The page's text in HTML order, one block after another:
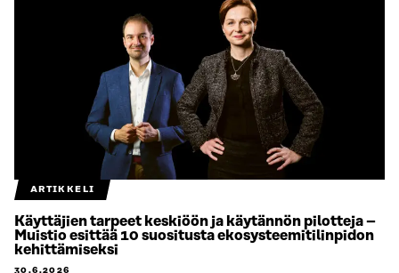
ARTIKKELI
Käyttäjien tarpeet keskiöön ja käytännön pilotteja –
Muistio esittää 10 suositusta ekosysteemitilinpidon
kehittämiseksi
30.6.2026